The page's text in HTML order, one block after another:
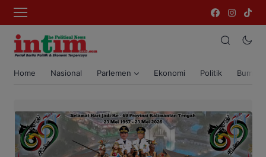
Home Nasional Parlemen Ekonomi Politik Bumi